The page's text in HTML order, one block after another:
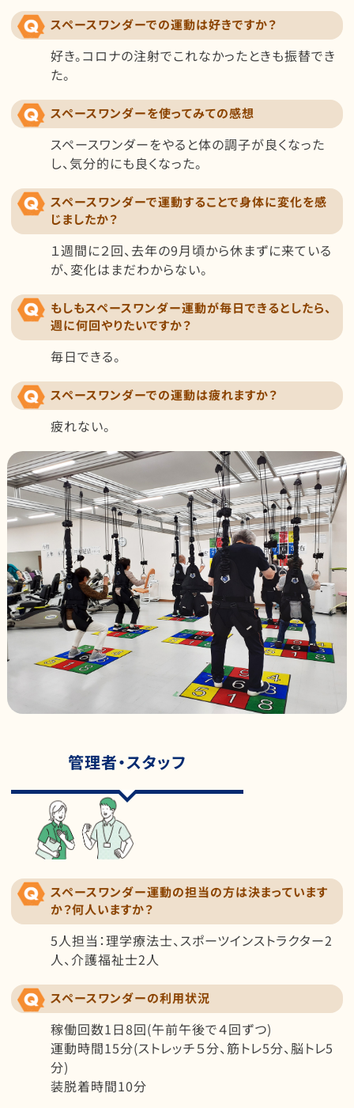
スペースワンダーでの運動は好きですか？
好き。コロナの注射でこれなかったときも振替でき
た。
スペースワンダーを使ってみての感想
スペースワンダーをやると体の調子が良くなった
し、気分的にも良くなった。
スペースワンダーで運動することで身体に変化を感
じましたか？
１週間に２回、去年の9月頃から休まずに来ている
が、変化はまだわからない。
もしもスペースワンダー運動が毎日できるとしたら、
週に何回やりたいですか？
毎日できる。
スペースワンダーでの運動は疲れますか？
疲れない。
管理者・スタッフ
スペースワンダー運動の担当の方は決まっています
か？何人いますか？
5人担当：理学療法士、スポーツインストラクター2
人、介護福祉士2人
スペースワンダーの利用状況
稼働回数1日8回(午前午後で４回ずつ)
運動時間15分(ストレッチ５分、筋トレ5分、脳トレ5
分)
装脱着時間10分